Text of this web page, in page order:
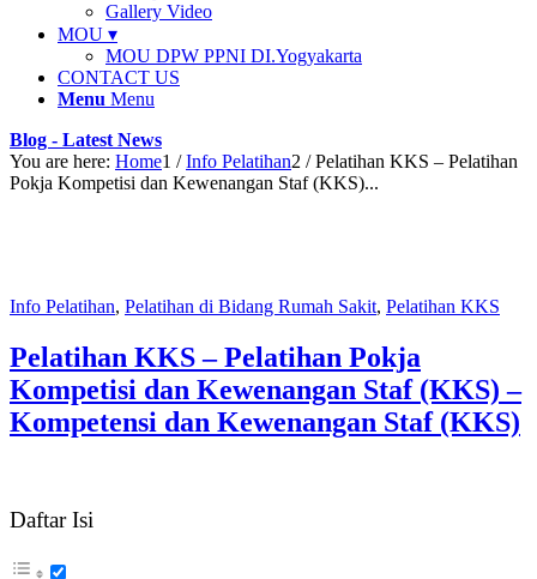
Gallery Video
MOU ▾
MOU DPW PPNI DI.Yogyakarta
CONTACT US
Menu Menu
Blog - Latest News
You are here: Home1 / Info Pelatihan2 / Pelatihan KKS – Pelatihan
Pokja Kompetisi dan Kewenangan Staf (KKS)...
Info Pelatihan, Pelatihan di Bidang Rumah Sakit, Pelatihan KKS
Pelatihan KKS – Pelatihan Pokja
Kompetisi dan Kewenangan Staf (KKS) –
Kompetensi dan Kewenangan Staf (KKS)
Daftar Isi